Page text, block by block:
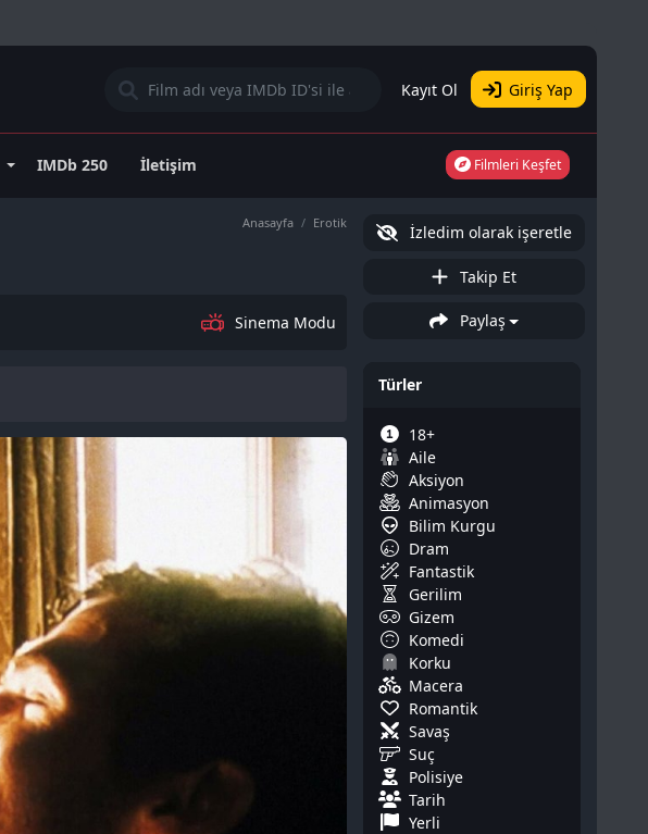
Kayıt Ol Giriş Yap
IMDb 250 İletişim Filmleri Keşfet
Anasayfa Erotik
Sinema Modu
İzledim olarak işeretle
Takip Et
Paylaş
Türler
18+
Aile
Aksiyon
Animasyon
Bilim Kurgu
Dram
Fantastik
Gerilim
Gizem
Komedi
Korku
Macera
Romantik
Savaş
Suç
Polisiye
Tarih
Yerli